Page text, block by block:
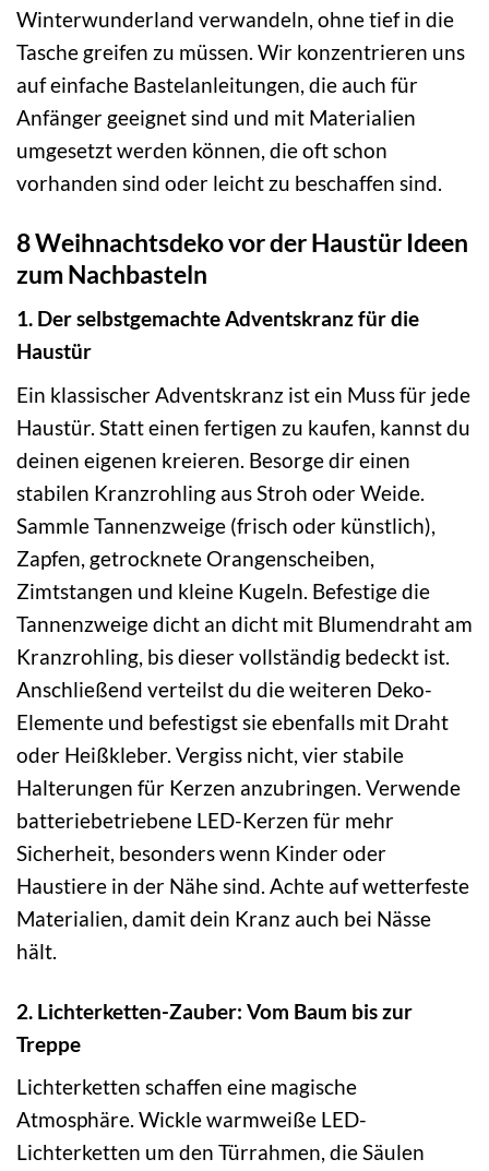
Winterwunderland verwandeln, ohne tief in die
Tasche greifen zu müssen. Wir konzentrieren uns
auf einfache Bastelanleitungen, die auch für
Anfänger geeignet sind und mit Materialien
umgesetzt werden können, die oft schon
vorhanden sind oder leicht zu beschaffen sind.
8 Weihnachtsdeko vor der Haustür Ideen
zum Nachbasteln
1. Der selbstgemachte Adventskranz für die
Haustür
Ein klassischer Adventskranz ist ein Muss für jede
Haustür. Statt einen fertigen zu kaufen, kannst du
deinen eigenen kreieren. Besorge dir einen
stabilen Kranzrohling aus Stroh oder Weide.
Sammle Tannenzweige (frisch oder künstlich),
Zapfen, getrocknete Orangenscheiben,
Zimtstangen und kleine Kugeln. Befestige die
Tannenzweige dicht an dicht mit Blumendraht am
Kranzrohling, bis dieser vollständig bedeckt ist.
Anschließend verteilst du die weiteren Deko-
Elemente und befestigst sie ebenfalls mit Draht
oder Heißkleber. Vergiss nicht, vier stabile
Halterungen für Kerzen anzubringen. Verwende
batteriebetriebene LED-Kerzen für mehr
Sicherheit, besonders wenn Kinder oder
Haustiere in der Nähe sind. Achte auf wetterfeste
Materialien, damit dein Kranz auch bei Nässe
hält.
2. Lichterketten-Zauber: Vom Baum bis zur
Treppe
Lichterketten schaffen eine magische
Atmosphäre. Wickle warmweiße LED-
Lichterketten um den Türrahmen, die Säulen